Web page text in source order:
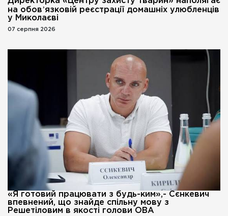
на обовʼязковій реєстрації домашніх улюбленців
у Миколаєві
07 серпня 2026
«Я готовий працювати з будь-ким»,- Сєнкевич
впевнений, що знайде спільну мову з
Решетіловим в якості голови ОВА